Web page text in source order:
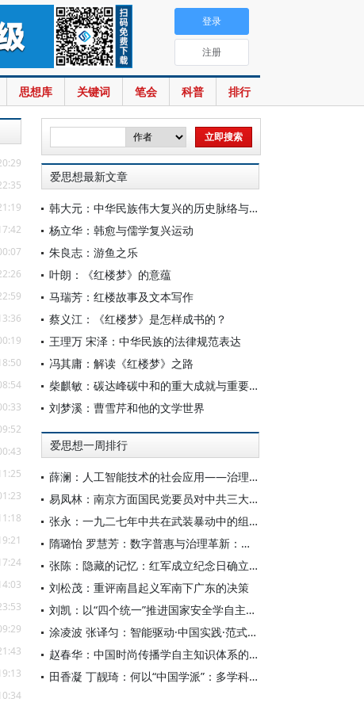
思想库 关键词 笔会 科普 排行
登录
注册
爱思想最新文章
韩大元：中华民族伟大复兴的历史脉络与宪法内涵
杨立华：韩愈与儒学复兴运动
朱良志：游鱼之乐
叶朗：《红楼梦》的意蕴
马瑞芳：红楼故事及文本写作
蔡义江：《红楼梦》是怎样成书的？
王理万 宋泽：中华民族的法律规范表达
冯其庸：解读《红楼梦》之路
柴麒敏：碳达峰碳中和的重大成就与重要任务
刘梦溪：曹雪芹和他的文学世界
爱思想一周排行
薛澜：人工智能技术的社会应用——治理挑战
易凤林：南京方面国民党要员对中共三大起义的反应
张永：一九二七年中共在武装暴动中的组织转型
隋璐怡 罗慧芳：数字普惠与治理革新：中国人工智能赋能全球南方发展
张陈：隐藏的记忆：红军成立纪念日确立前中共对南昌起义的纪念
刘松茂：重评南昌起义军南下广东的决策
刘凯：以“四个统一”推进国家安全学自主知识体系构建
涂凌波 张译匀：智能驱动·中国实践·范式创新：“构建中国新闻传播学自主知识体系”专题研讨会综述
赵春华：中国时尚传播学自主知识体系的内在逻辑与实践路径
田香凝 丁靓琦：何以“中国学派”：多学科视野下中国特色新闻传播学建设的研究